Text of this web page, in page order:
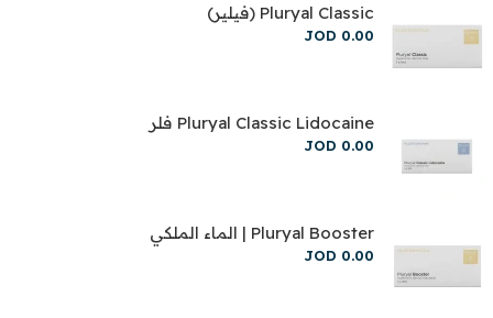
Pluryal Classic (فيلير)
JOD 0.00
Pluryal Classic Lidocaine فلر
JOD 0.00
Pluryal Booster | الماء الملكي
JOD 0.00